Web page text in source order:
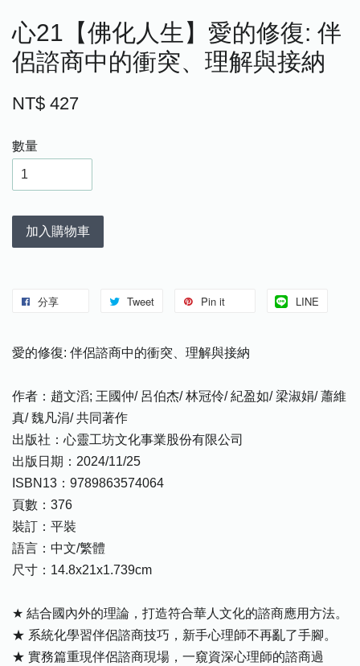
心21【佛化人生】愛的修復: 伴
侶諮商中的衝突、理解與接納
NT$ 427
數量
加入購物車
分享 Tweet Pin it LINE
愛的修復: 伴侶諮商中的衝突、理解與接納
作者：趙文滔; 王國仲/ 呂伯杰/ 林冠伶/ 紀盈如/ 梁淑娟/ 蕭維
真/ 魏凡涓/ 共同著作
出版社：心靈工坊文化事業股份有限公司
出版日期：2024/11/25
ISBN13：9789863574064
頁數：376
裝訂：平裝
語言：中文/繁體
尺寸：14.8x21x1.739cm
★ 結合國內外的理論，打造符合華人文化的諮商應用方法。
★ 系統化學習伴侶諮商技巧，新手心理師不再亂了手腳。
★ 實務篇重現伴侶諮商現場，一窺資深心理師的諮商過